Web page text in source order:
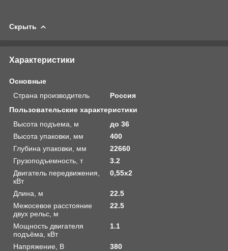
Скрыть
Характеристики
Основные
Страна производитель
Россия
Пользовательские характеристики
Высота подъема, м
до 36
Высота упаковки, мм
400
Глубина упаковки, мм
22660
Грузоподъемность, т
3.2
Двигатель передвижения,
кВт
0,55х2
Длина, м
22.5
Межосевое расстояние
двух рельс, м
22.5
Мощность двигателя
подъёма, кВт
1.1
Напряжение, В
380